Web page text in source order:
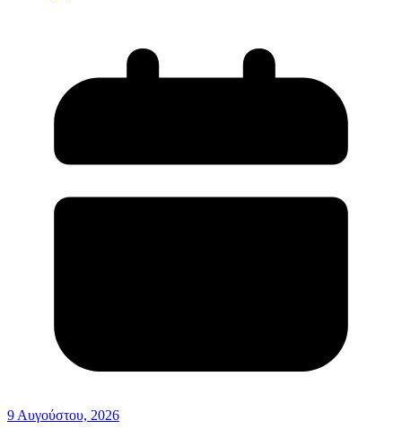
9 Αυγούστου, 2026